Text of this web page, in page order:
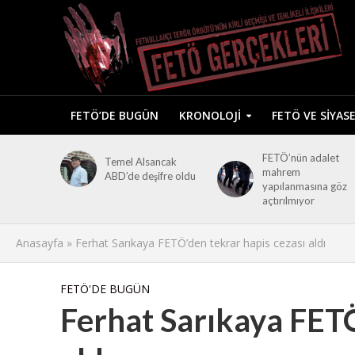
FETÖ’DE BUGÜN KRONOLOJI FETÖ VE
Temel Alsancak
ABD’de deşifre oldu
FETÖ’nün adalet
mahrem
yapılanmasına göz
açtırılmıyor
Anasayfa » Ferhat Sarıkaya FETÖ’den tekrar hapis cezası aldı
FETÖ'DE BUGÜN
Ferhat Sarıkaya